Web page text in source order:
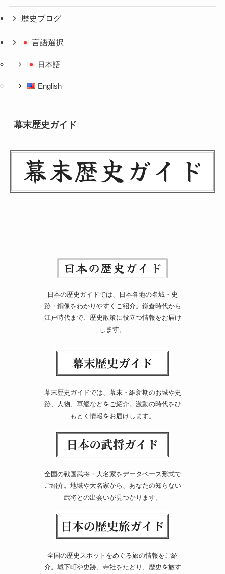
歴史ブログ
言語選択
日本語
English
幕末歴史ガイド
日本の歴史ガイドでは、日本各地の名城・史
跡・銅像をわかりやすくご紹介。鎌倉時代から
江戸時代まで、歴史散策に役立つ情報をお届け
します。
幕末歴史ガイドでは、幕末・維新期のお城や史
跡、人物、軍艦などをご紹介。激動の時代をひ
もとく情報をお届けします。
全国の戦国武将・大名家をデータベース形式で
ご紹介。地域や大名家から、あなたの知らない
武将との出会いが見つかります。
全国の歴史スポットをめぐる旅の情報をご紹
介。城下町や史跡、寺社をたどり、歴史を旅す